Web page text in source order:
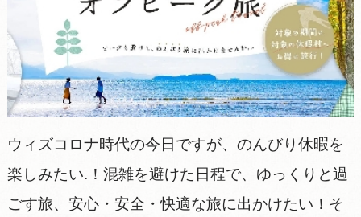
ウィズコロナ時代の今日ですが、のんびり休暇を
楽しみたい.！混雑を避けた日程で、ゆっくりと過
ごす旅、安心・安全・快適な旅に出かけたい！そ